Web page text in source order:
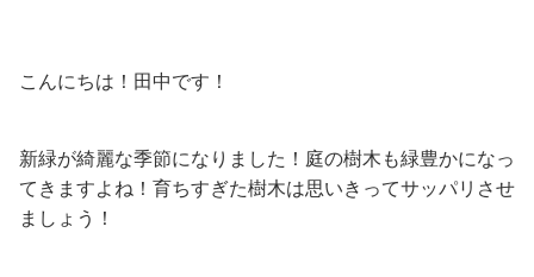
こんにちは！田中です！
新緑が綺麗な季節になりました！庭の樹木も緑豊かになっ
てきますよね！育ちすぎた樹木は思いきってサッパリさせ
ましょう！